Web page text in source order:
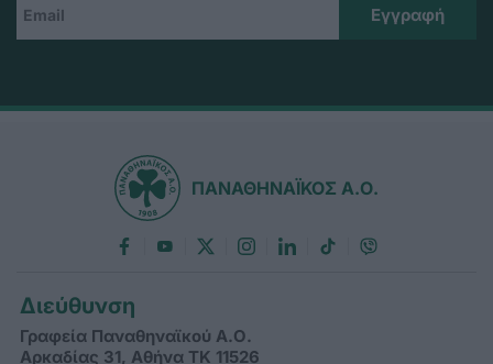
ΠΑΝΑΘΗΝΑΪΚΟΣ Α.Ο.
Διεύθυνση
Γραφεία Παναθηναϊκού Α.Ο.
Αρκαδίας 31, Αθήνα ΤΚ 11526